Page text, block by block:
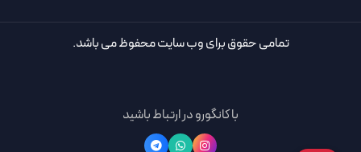
تمامی حقوق برای وب سایت محفوظ می باشد.
با کانگورو در ارتباط باشید